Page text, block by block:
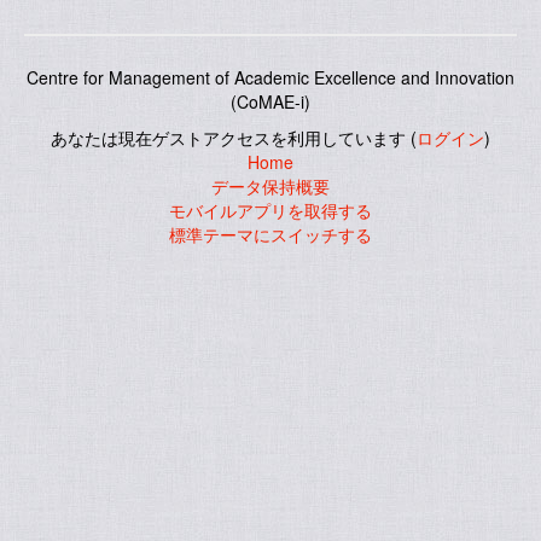
Centre for Management of Academic Excellence and Innovation
(CoMAE-i)
あなたは現在ゲストアクセスを利用しています (ログイン)
Home
データ保持概要
モバイルアプリを取得する
標準テーマにスイッチする